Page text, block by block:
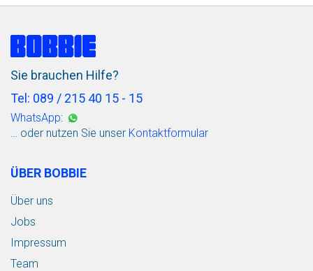
Sie brauchen Hilfe?
Tel: 089 / 215 40 15 - 15
WhatsApp:
… oder nutzen Sie unser Kontaktformular
ÜBER BOBBIE
Über uns
Jobs
Impressum
Team